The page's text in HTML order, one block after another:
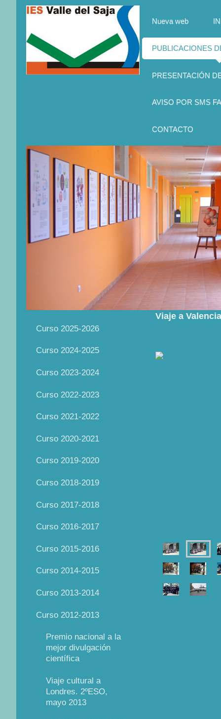
Nueva web
PUBLICACIONES
PRESENTACIÓN
AVISO POR SMS
CONTACTO
Viaje a
Curso 2025-2026
Curso 2024-2025
Curso 2023-2024
Curso 2022-2023
Curso 2021-2022
Curso 2020-2021
Curso 2019-2020
Curso 2018-2019
Curso 2017-2018
Curso 2016-2017
Curso 2015-2016
Curso 2014-2015
Curso 2013-2014
Curso 2012-2013
Premio nacional a la
mejor divulgación
científica
Viaje cultural a
Londres. 2ºESO,
mayo 2013